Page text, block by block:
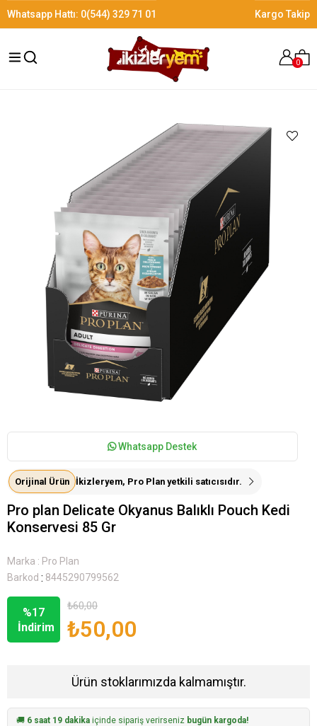
Whatsapp Hattı: 0(544) 329 71 01 Kargo Takip
0
Whatsapp Destek
Orijinal Ürün İkizleryem, Pro Plan yetkili satıcısıdır.
Pro plan Delicate Okyanus Balıklı Pouch Kedi
Konservesi 85 Gr
Marka : Pro Plan
Barkod : 8445290799562
%17
İndirim
₺60,00
₺50,00
Ürün stoklarımızda kalmamıştır.
🚚 6 saat 19 dakika içinde sipariş verirseniz bugün kargoda!